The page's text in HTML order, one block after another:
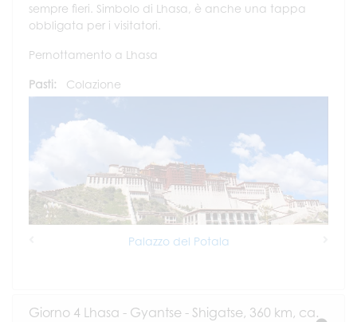
sempre fieri. Simbolo di Lhasa, è anche una tappa
obbligata per i visitatori.
Pernottamento a Lhasa
Pasti: Colazione
Palazzo del Potala
Giorno 4 Lhasa - Gyantse - Shigatse, 360 km, ca.